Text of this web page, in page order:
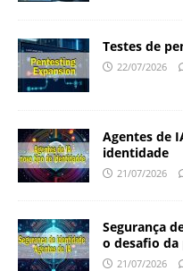
Testes de
22/07/2026
Agentes de
identidade
21/07/2026
Segurança
o desafio
21/07/2026